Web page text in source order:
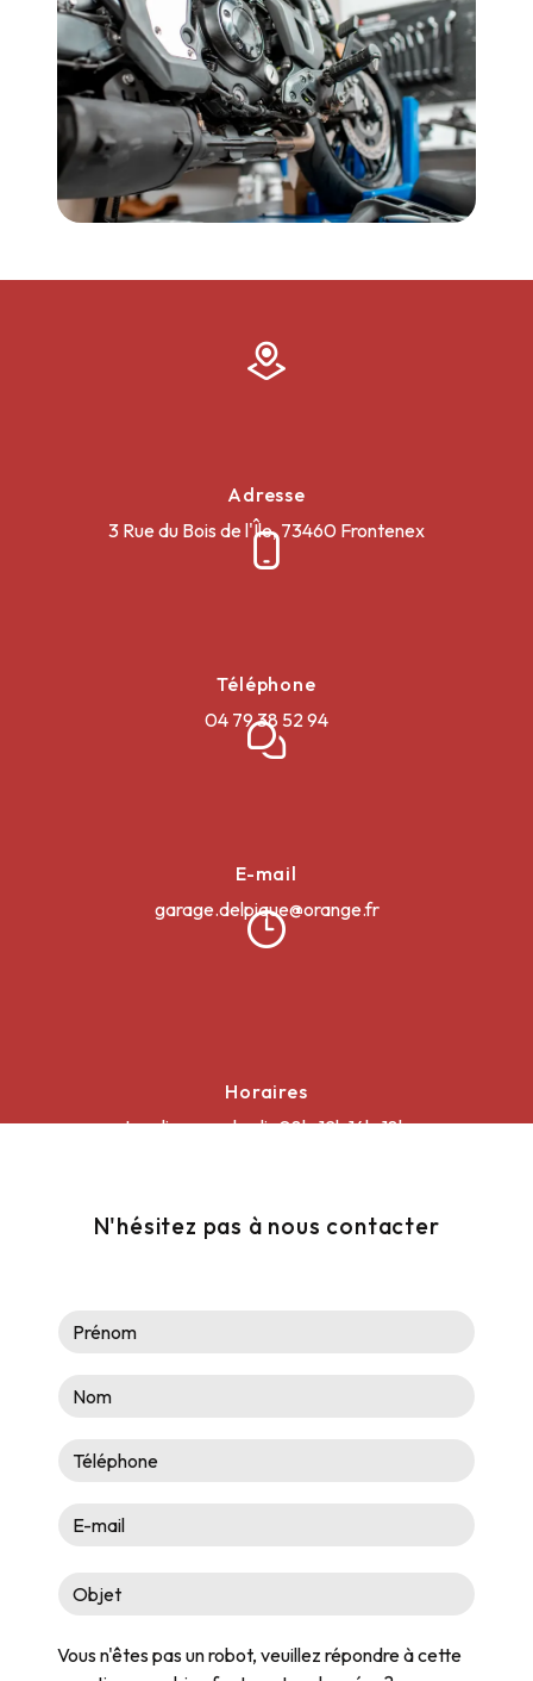
Adresse
3 Rue du Bois de l'Île, 73460 Frontenex
Téléphone
04 79 38 52 94
E-mail
garage.delpique@orange.fr
Horaires
Lundi au vendredi : 08h-12h 14h-18h
N'hésitez pas à nous contacter
Vous n'êtes pas un robot, veuillez répondre à cette